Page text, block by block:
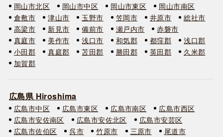
岡山市北区 岡山市中区 岡山市東区
岡山市南区
倉敷市
津山市 玉野市 笠岡市 井原市
総社市
高梁市
新見市 備前市 瀬戸内市
赤磐市
真庭市
美作市 浅口市 和気郡 都窪郡
浅口郡
小田郡
真庭郡 苫田郡 勝田郡 英田郡
久米郡
加賀郡
広島県 Hiroshima
広島市中区 広島市東区 広島市南区
広島市西区
広島市安佐南区
広島市安佐北区
広島市安芸区
広島市佐伯区
呉市 竹原市 三原市 尾道市